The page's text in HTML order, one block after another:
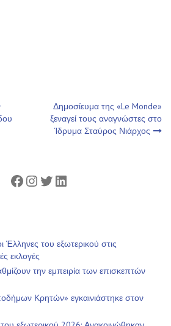
Δημοσίευμα της «Le Monde»
ξεναγεί τους αναγνώστες στο
Ίδρυμα Σταύρος Νιάρχος
Facebook
Instagram
Twitter
Linkedin
του εξωτερικού στις
εκλογές
την εμπειρία των επισκεπτών
Κρητών» εγκαινιάστηκε στον